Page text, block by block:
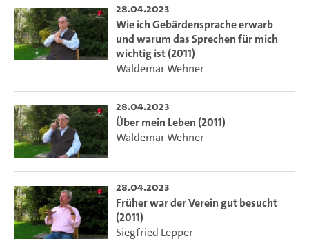
28.04.2023
Wie ich Gebärdensprache erwarb
und warum das Sprechen für mich
wichtig ist (2011)
Waldemar Wehner
28.04.2023
Über mein Leben (2011)
Waldemar Wehner
28.04.2023
Früher war der Verein gut besucht
(2011)
Siegfried Lepper